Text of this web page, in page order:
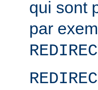
qui sont
par